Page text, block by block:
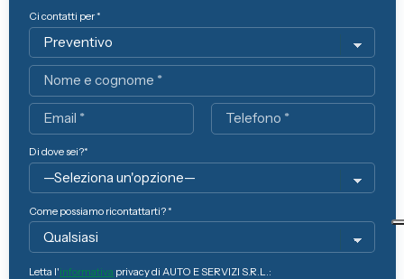
Ci contatti per *
Nome
Email Telefono
Di dove sei?*
Come possiamo ricontattarti? *
Letta l'informativa privacy di AUTO E SERVIZI S.R.L.: